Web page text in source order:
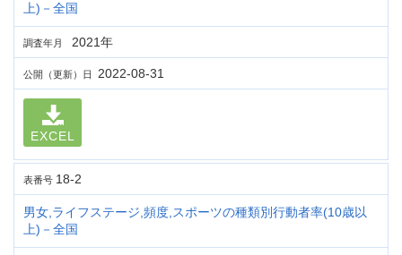
上)－全国
調査年月 2021年
公開（更新）日 2022-08-31
EXCEL
表番号 18-2
男女,ライフステージ,頻度,スポーツの種類別行動者率(10歳以
上)－全国